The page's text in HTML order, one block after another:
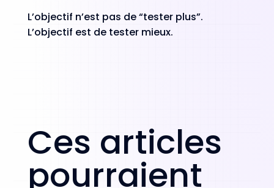
L’objectif n’est pas de “tester plus”.
L’objectif est de tester mieux.
Ces articles
pourraient